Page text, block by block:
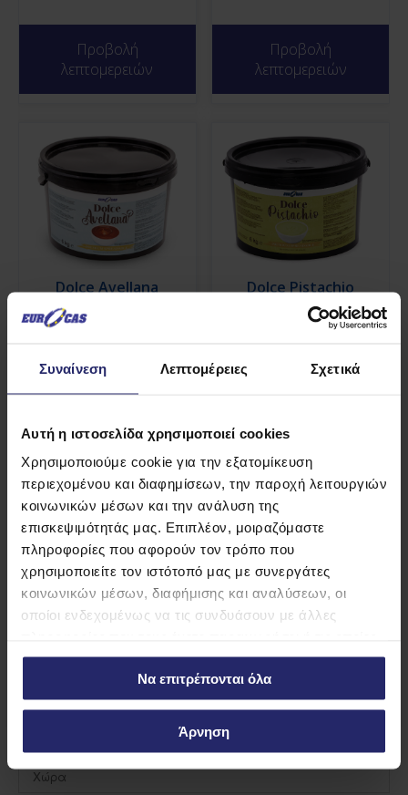
Συναίνεση Λεπτομέρειες Σχετικά
Αυτή η ιστοσελίδα χρησιμοποιεί cookies
Χρησιμοποιούμε cookie για την εξατομίκευση
περιεχομένου και διαφημίσεων, την παροχή λειτουργιών
κοινωνικών μέσων και την ανάλυση της
επισκεψιμότητάς μας. Επιπλέον, μοιραζόμαστε
πληροφορίες που αφορούν τον τρόπο που
χρησιμοποιείτε τον ιστότοπό μας με συνεργάτες
κοινωνικών μέσων, διαφήμισης και αναλύσεων, οι
οποίοι ενδεχομένως να τις συνδυάσουν με άλλες
έχουν συλλέξει σε σχέση με την από μέρους σας χρήση
των υπηρεσιών τους.Να επιτρέπονται όλα
Άρνηση
Προβολή
λεπτομερειών
Προβολή
λεπτομερειών
Dolce Avellana Dolce Pistachio
Μάθετε περισσότερα για
Dolce Buonissima